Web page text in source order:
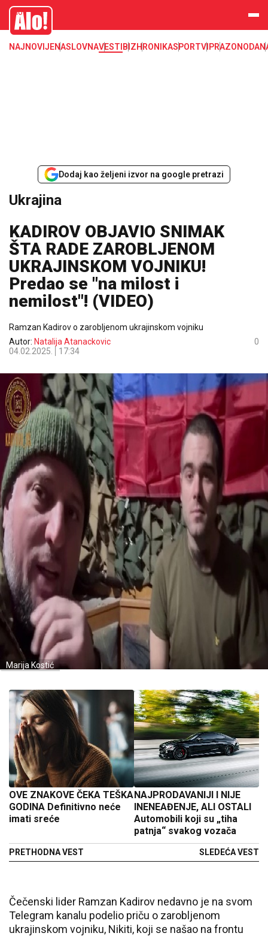
Ukrajina
Alo
NAJNOVIJENASLOVNAVESTI BIZHRONIKASPORTVIPRAZONODA
Dodaj kao željeni izvor na google pretrazi
Ukrajina
KADIROV OBJAVIO SNIMAK
ŠTA RADE ZAROBLJENOM
UKRAJINSKOM VOJNIKU!
Predao se "na milost i
nemilost"! (VIDEO)
Ramzan Kadirov o zarobljenom ukrajinskom vojniku
Autor: Natalija Atanackovic
04.02.2025.
17:34
0
Marija Kostić
OVE ZNAKOVE ČEKA TEŠKA
GODINA Definitivno neće
imati sreće
PRETHODNA VEST
NAJPRODAVANIJI I NIJE
INENEAĐENJE, ALI OSTALI
Automobili koji su „tiha
patnja“ svakog vozača
SLEDEĆA VEST
Čečenski lider Ramzan Kadirov nedavno je na svom
Telegram kanalu podelio priču o zarobljenom
ukrajinskom vojniku, Nikiti, koji se našao na frontu